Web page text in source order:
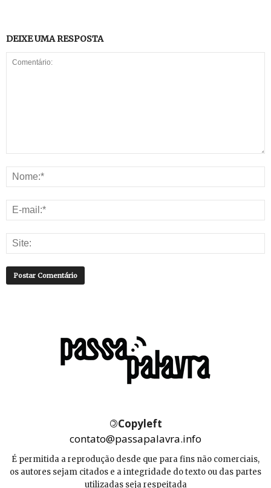
DEIXE UMA RESPOSTA
©Copyleft
contato@passapalavra.info
É permitida a reprodução desde que para fins não comerciais,
os autores sejam citados e a integridade do texto ou das partes
utilizadas seja respeitada